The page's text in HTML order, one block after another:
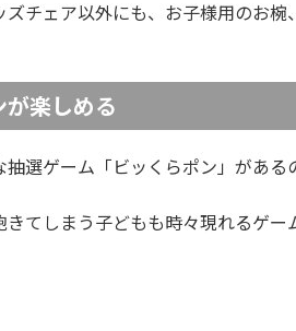
ズチェア以外にも、お子様用のお椀
が楽しめる
選ゲーム「ビッくらポン」がある
てしまう子どもも時々現れるゲー